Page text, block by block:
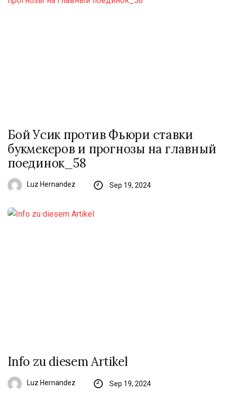
Бой Усик против Фьюри ставки
букмекеров и прогнозы на главный
поединок_58
Luz Hernandez Sep 19, 2024
Info zu diesem Artikel
Luz Hernandez Sep 19, 2024